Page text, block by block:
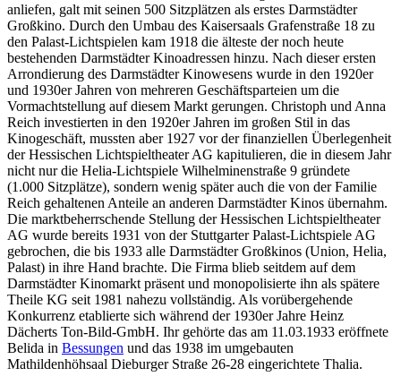
anliefen, galt mit seinen 500 Sitzplätzen als erstes Darmstädter
Großkino. Durch den Umbau des Kaisersaals Grafenstraße 18 zu
den Palast-Lichtspielen kam 1918 die älteste der noch heute
bestehenden Darmstädter Kinoadressen hinzu. Nach dieser ersten
Arrondierung des Darmstädter Kinowesens wurde in den 1920er
und 1930er Jahren von mehreren Geschäftsparteien um die
Vormachtstellung auf diesem Markt gerungen. Christoph und Anna
Reich investierten in den 1920er Jahren im großen Stil in das
Kinogeschäft, mussten aber 1927 vor der finanziellen Überlegenheit
der Hessischen Lichtspieltheater AG kapitulieren, die in diesem Jahr
nicht nur die Helia-Lichtspiele Wilhelminenstraße 9 gründete
(1.000 Sitzplätze), sondern wenig später auch die von der Familie
Reich gehaltenen Anteile an anderen Darmstädter Kinos übernahm.
Die marktbeherrschende Stellung der Hessischen Lichtspieltheater
AG wurde bereits 1931 von der Stuttgarter Palast-Lichtspiele AG
gebrochen, die bis 1933 alle Darmstädter Großkinos (Union, Helia,
Palast) in ihre Hand brachte. Die Firma blieb seitdem auf dem
Darmstädter Kinomarkt präsent und monopolisierte ihn als spätere
Theile KG seit 1981 nahezu vollständig. Als vorübergehende
Konkurrenz etablierte sich während der 1930er Jahre Heinz
Dächerts Ton-Bild-GmbH. Ihr gehörte das am 11.03.1933 eröffnete
Belida in Bessungen und das 1938 im umgebauten
Mathildenhöhsaal Dieburger Straße 26-28 eingerichtete Thalia.